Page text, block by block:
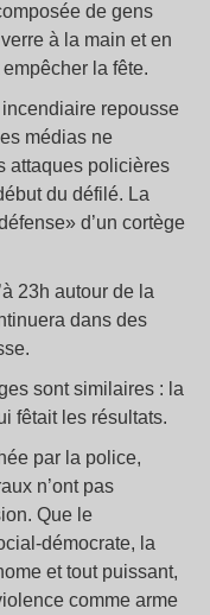
de gens
à la main et en
la fête.
incendiaire repousse
médias ne
attaques policières
du défilé. La
d’un cortège
23h autour de la
dans des
sont similaires : la
fêtait les résultats.
par la police,
n’ont pas
Que le
démocrate, la
et tout puissant,
comme arme